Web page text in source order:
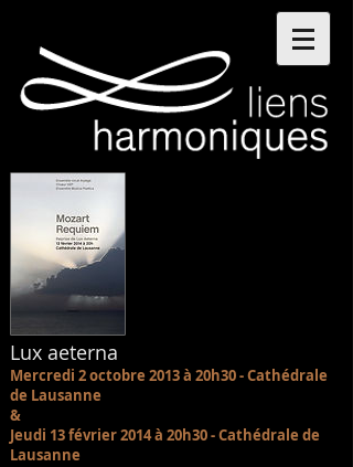
Lux aeterna
Mercredi 2 octobre 2013 à 20h30 - Cathédrale
de Lausanne
&
Jeudi 13 février 2014 à 20h30 - Cathédrale de
Lausanne